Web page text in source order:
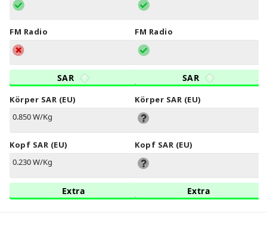
FM Radio
SAR
Körper SAR (EU)
0.850 W/Kg
Kopf SAR (EU)
0.230 W/Kg
Extra
FM Radio
SAR
Körper SAR (EU)
Kopf SAR (EU)
Extra